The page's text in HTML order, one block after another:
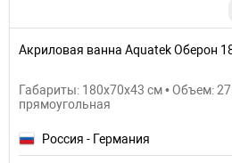
Акриловая ванна Aquatek Оберон
Габариты: 180x70x43 см • Объем:
прямоугольная
Россия - Германия